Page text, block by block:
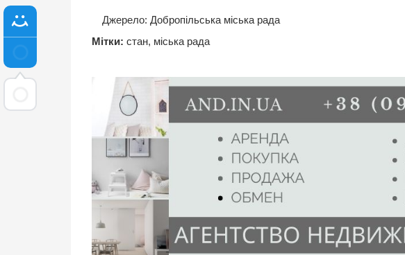
Джерело: Добропільська міська рада
Мітки: стан, міська рада